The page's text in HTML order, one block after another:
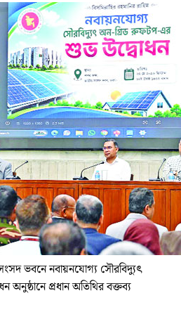
সংসদ ভবনে নবায়নযোগ্য সৌরবিদ্যুৎ
প্রধান অতিথির বক্তব্য